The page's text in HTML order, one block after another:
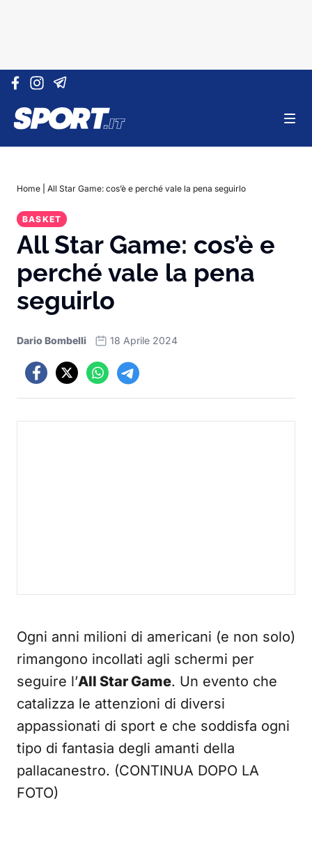
Vai al contenuto
Home All Star Game: cos’è e perché vale la pena seguirlo
BASKET
All Star Game: cos’è e
perché vale la pena
seguirlo
Dario Bombelli 18 Aprile 2024
Ogni anni milioni di americani (e non solo)
rimangono incollati agli schermi per
seguire l’All Star Game. Un evento che
catalizza le attenzioni di diversi
appassionati di sport e che soddisfa ogni
tipo di fantasia degli amanti della
pallacanestro. (CONTINUA DOPO LA
FOTO)